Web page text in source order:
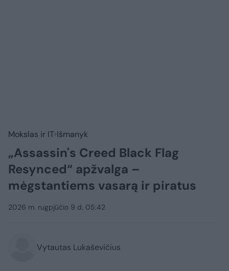
Mokslas ir IT Išmanyk
„Assassin's Creed Black Flag
Resynced“ apžvalga –
mėgstantiems vasarą ir piratus
2026 m. rugpjūčio 9 d. 05:42
Vytautas Lukaševičius